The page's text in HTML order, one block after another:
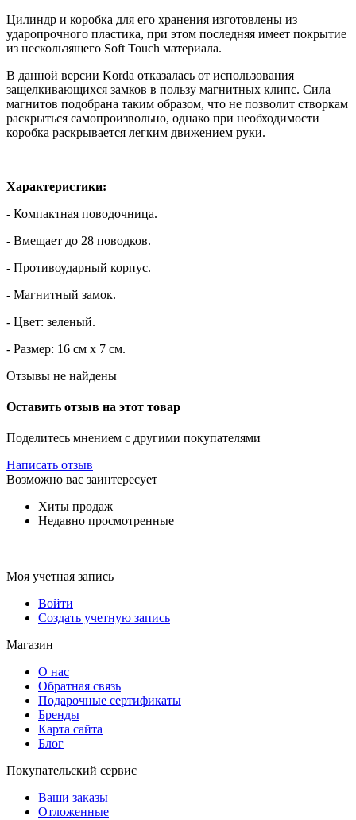
Цилиндр и коробка для его хранения изготовлены из
ударопрочного пластика, при этом последняя имеет покрытие
из нескользящего Soft Touch материала.
В данной версии Korda отказалась от использования
защелкивающихся замков в пользу магнитных клипс. Сила
магнитов подобрана таким образом, что не позволит створкам
раскрыться самопроизвольно, однако при необходимости
коробка раскрывается легким движением руки.
Характеристики:
- Компактная поводочница.
- Вмещает до 28 поводков.
- Противоударный корпус.
- Магнитный замок.
- Цвет: зеленый.
- Размер: 16 см х 7 см.
Отзывы не найдены
Оставить отзыв на этот товар
Поделитесь мнением с другими покупателями
Написать отзыв
Возможно вас заинтересует
Хиты продаж
Недавно просмотренные
Моя учетная запись
Войти
Создать учетную запись
Магазин
О нас
Обратная связь
Подарочные сертификаты
Бренды
Карта сайта
Блог
Покупательский сервис
Ваши заказы
Отложенные